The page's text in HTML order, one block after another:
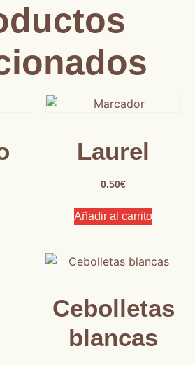
Laurel
0.50€
Añadir al carrito
Cebolletas
blancas